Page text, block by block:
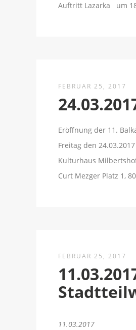
Auftritt Lazarka um
FEBRUAR 25, 2017
Eröffnung der 11.
Freitag den
Kulturhaus
Curt Mezger Platz 1,
FEBRUAR 25, 2017
11.03.2017